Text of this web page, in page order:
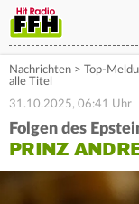
Nachrichten > Top-
alle Titel
31.10.2025, 06:41 Uhr
Folgen des
PRINZ